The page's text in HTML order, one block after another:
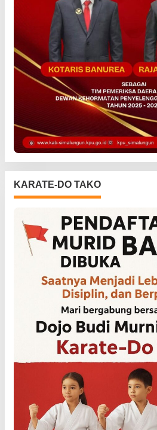
KARATE-DO TAKO